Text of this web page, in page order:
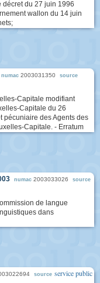
décret du 27 juin 1996
wallon du 14 juin
numac 2003031350 source
Capitale modifiant
Capitale du 26
pécuniaire des Agents des
Capitale. - Erratum
numac 2003033026 source
de langue
dans
source service public